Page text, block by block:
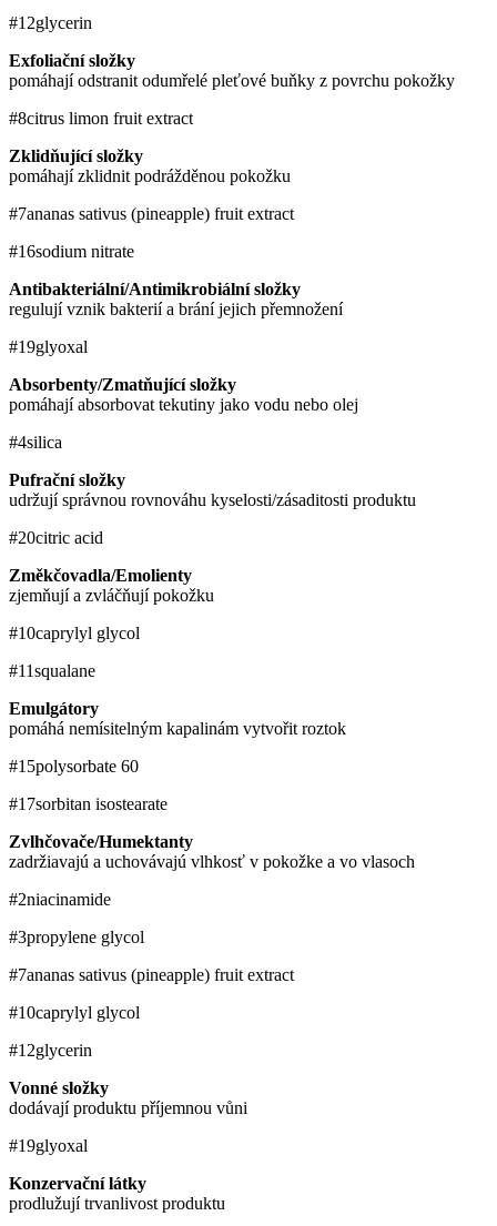
#12glycerin
Exfoliační složky
pomáhají odstranit odumřelé pleťové buňky z povrchu pokožky
#8citrus limon fruit extract
Zklidňující složky
pomáhají zklidnit podrážděnou pokožku
#7ananas sativus (pineapple) fruit extract
#16sodium nitrate
Antibakteriální/Antimikrobiální složky
regulují vznik bakterií a brání jejich přemnožení
#19glyoxal
Absorbenty/Zmatňující složky
pomáhají absorbovat tekutiny jako vodu nebo olej
#4silica
Pufrační složky
udržují správnou rovnováhu kyselosti/zásaditosti produktu
#20citric acid
Změkčovadla/Emolienty
zjemňují a zvláčňují pokožku
#10caprylyl glycol
#11squalane
Emulgátory
pomáhá nemísitelným kapalinám vytvořit roztok
#15polysorbate 60
#17sorbitan isostearate
Zvlhčovače/Humektanty
zadržiavajú a uchovávajú vlhkosť v pokožke a vo vlasoch
#2niacinamide
#3propylene glycol
#7ananas sativus (pineapple) fruit extract
#10caprylyl glycol
#12glycerin
Vonné složky
dodávají produktu příjemnou vůni
#19glyoxal
Konzervační látky
prodlužují trvanlivost produktu